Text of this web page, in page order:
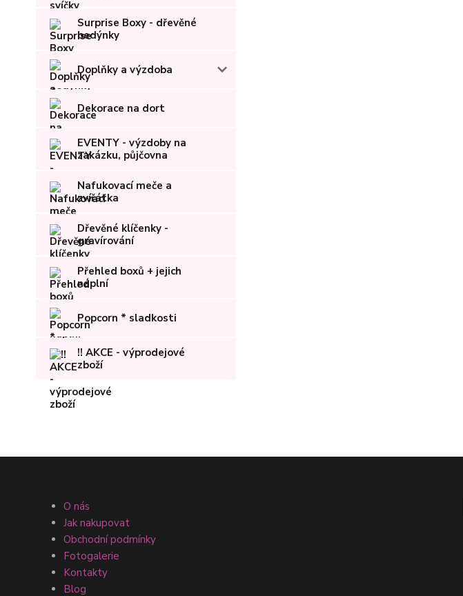
Surprise Boxy - dřevěné
bedýnky
Doplňky a výzdoba
Dekorace na dort
EVENTY - výzdoby na
zakázku, půjčovna
Nafukovací meče a
zvířátka
Dřevěné klíčenky -
gravírování
Přehled boxů + jejich
náplní
Popcorn * sladkosti
!! AKCE - výprodejové
zboží
O nás
Jak nakupovat
Obchodní podmínky
Fotogalerie
Kontakty
Blog